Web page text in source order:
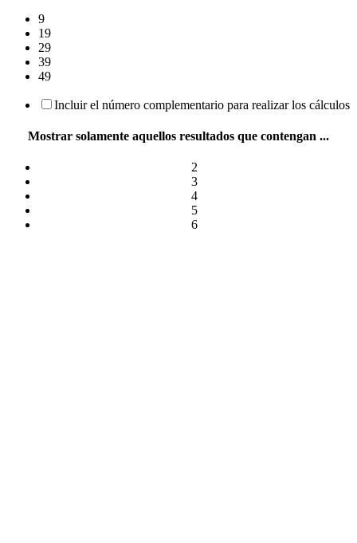
9
19
29
39
49
Incluir el número complementario para realizar los cálculos
Mostrar solamente aquellos resultados que contengan ...
2
3
4
5
6